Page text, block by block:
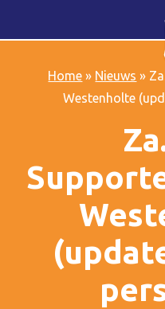
Home » Nieuws »
Westenholte